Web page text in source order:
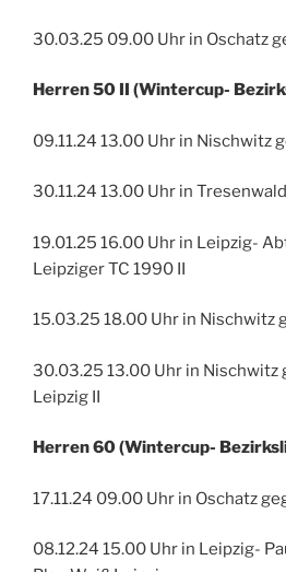
30.03.25 09.00 Uhr in Oschatz
Herren 50 II (Wintercup-
09.11.24 13.00 Uhr in Nischwitz
30.11.24 13.00 Uhr in
19.01.25 16.00 Uhr in Leipzig-
Leipziger TC 1990 II
15.03.25 18.00 Uhr in Nischwitz
30.03.25 13.00 Uhr in Nischwitz
Leipzig II
Herren 60 (Wintercup-
17.11.24 09.00 Uhr in Oschatz
08.12.24 15.00 Uhr in Leipzig-